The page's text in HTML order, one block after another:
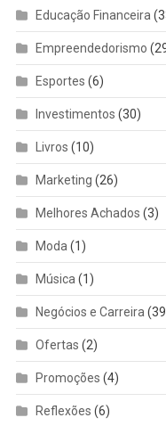
Educação Financeira
Empreendedorismo
Esportes (6)
Investimentos (30)
Livros (10)
Marketing (26)
Melhores Achados (3)
Moda(1)
Música(1)
Negócios e Carreira
Ofertas (2)
Promoções (4)
Reflexões (6)